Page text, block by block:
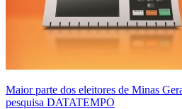
Maior parte dos eleitores de Minas
pesquisa DATATEMPO